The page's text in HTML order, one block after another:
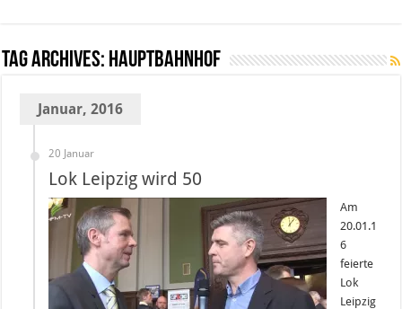
Tag Archives: Hauptbahnhof
Januar, 2016
20 Januar
Lok Leipzig wird 50
Am
20.01.1
6
feierte
Lok
Leipzig